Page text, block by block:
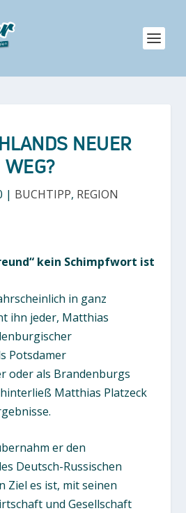
NEUER
WEG?
| BUCHTIPP, REGION
kein Schimpfwort ist
in ganz
ihn jeder, Matthias
Potsdamer
oder als Brandenburgs
Matthias Platzeck
er den
Deutsch-Russischen
Ziel es ist, mit seinen
und Gesellschaft